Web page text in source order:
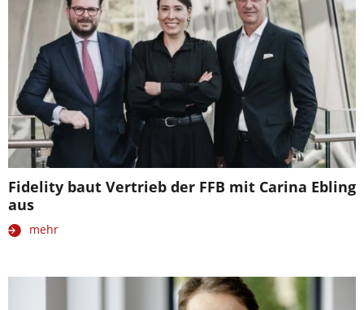
Fidelity baut Vertrieb der FFB mit Carina Ebling
aus
mehr